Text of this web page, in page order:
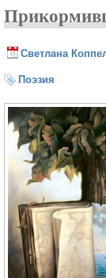
Светлана
Поэзия